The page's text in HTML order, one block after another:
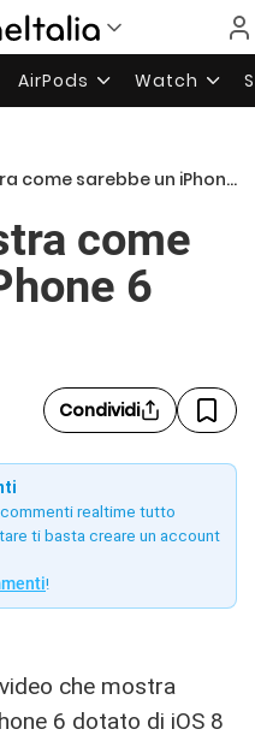
AirPods Watch
sarebbe un iPhone 6 con iOS 8
come
6
Condividi
realtime tutto
ti basta creare un account
!
che mostra
6 dotato di iOS 8